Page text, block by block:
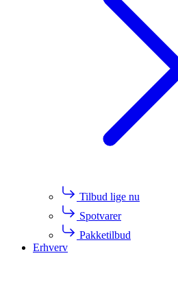
Tilbud lige nu
Spotvarer
Pakketilbud
Erhverv